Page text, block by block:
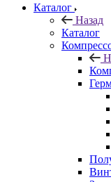
Каталог
Назад
Каталог